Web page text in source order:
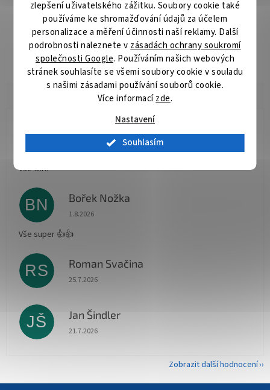
zlepšení uživatelského zážitku. Soubory cookie také
používáme ke shromažďování údajů za účelem
personalizace a měření účinnosti naší reklamy. Další
podrobnosti naleznete v zásadách ochrany soukromí
společnosti Google. Používáním našich webových
stránek souhlasíte se všemi soubory cookie v souladu
s našimi zásadami používání souborů cookie.
Více informacízde.
Nastavení
Souhlasím
Detailní popis produktu
Komplexní řada pilových kotoučů vhodných pro příčné i podélné
řezy dřeva okružními pilami. Kvalitní tvrdokov zaručuje velmi
dlouhou živostnost kotoučů.
RH Radomír Hurník
Hodnocení obchodu je 5 z 5 hvězdiček.
Vše O.K.
BN Bořek Nožka
Hodnocení obchodu je 5 z 5 hvězdiček.
1.8.2026
Vše super 👍👍
RS Roman Svačina
Hodnocení obchodu je 5 z 5 hvězdiček.
25.7.2026
JŠ Jan Šindler
Hodnocení obchodu je 5 z 5 hvězdiček.
21.7.2026
Zobrazit další hodnocení